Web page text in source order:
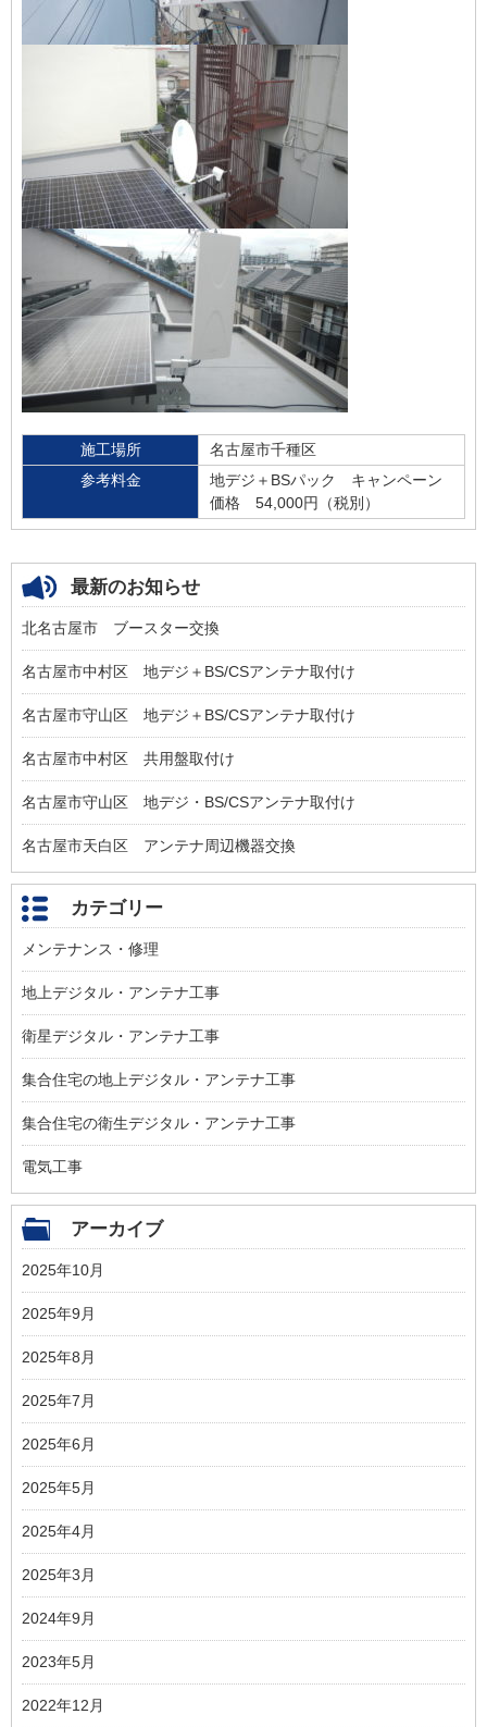
施工場所
名古屋市千種区
参考料金
地デジ＋BSパック キャンペーン
価格 54,000円（税別）
最新のお知らせ
北名古屋市 ブースター交換
名古屋市中村区 地デジ＋BS/CSアンテナ取付け
名古屋市守山区 地デジ＋BS/CSアンテナ取付け
名古屋市中村区 共用盤取付け
名古屋市守山区 地デジ・BS/CSアンテナ取付け
名古屋市天白区 アンテナ周辺機器交換
カテゴリー
メンテナンス・修理
地上デジタル・アンテナ工事
衛星デジタル・アンテナ工事
集合住宅の地上デジタル・アンテナ工事
集合住宅の衛生デジタル・アンテナ工事
電気工事
アーカイブ
2025年10月
2025年9月
2025年8月
2025年7月
2025年6月
2025年5月
2025年4月
2025年3月
2024年9月
2023年5月
2022年12月